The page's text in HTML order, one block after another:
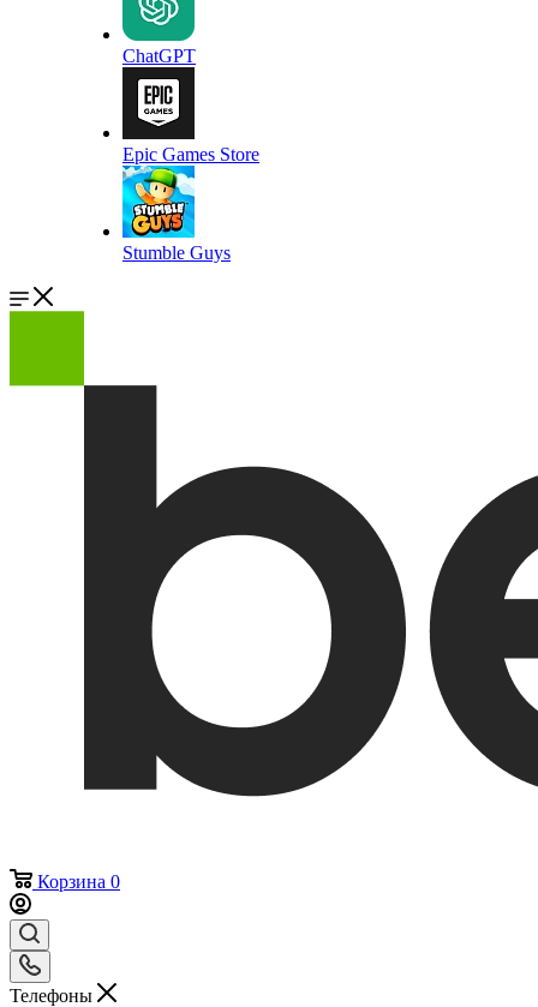
ChatGPT
Epic Games Store
Stumble Guys
Корзина 0
Телефоны